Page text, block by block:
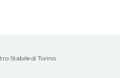
Stabile di Torino